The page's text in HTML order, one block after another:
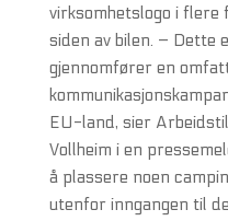
virksomhetslogo i
siden av bilen. – Dette
gjennomfører en
EU-land, sier
Vollheim i en
å plassere noen
utenfor inngangen til